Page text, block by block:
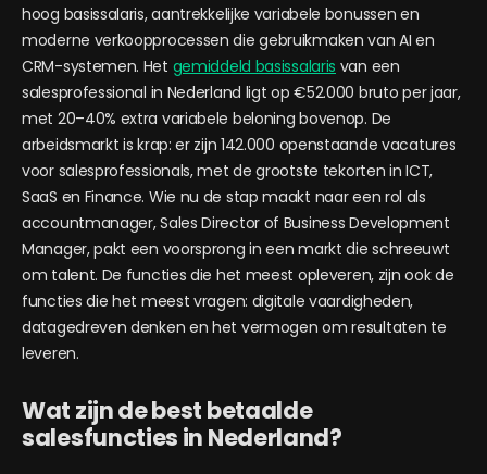
hoog basissalaris, aantrekkelijke variabele bonussen en
moderne verkoopprocessen die gebruikmaken van AI en
CRM-systemen. Het gemiddeld basissalaris van een
salesprofessional in Nederland ligt op €52.000 bruto per jaar,
met 20–40% extra variabele beloning bovenop. De
arbeidsmarkt is krap: er zijn 142.000 openstaande vacatures
voor salesprofessionals, met de grootste tekorten in ICT,
SaaS en Finance. Wie nu de stap maakt naar een rol als
accountmanager, Sales Director of Business Development
Manager, pakt een voorsprong in een markt die schreeuwt
om talent. De functies die het meest opleveren, zijn ook de
functies die het meest vragen: digitale vaardigheden,
datagedreven denken en het vermogen om resultaten te
leveren.
Wat zijn de best betaalde
salesfuncties in Nederland?